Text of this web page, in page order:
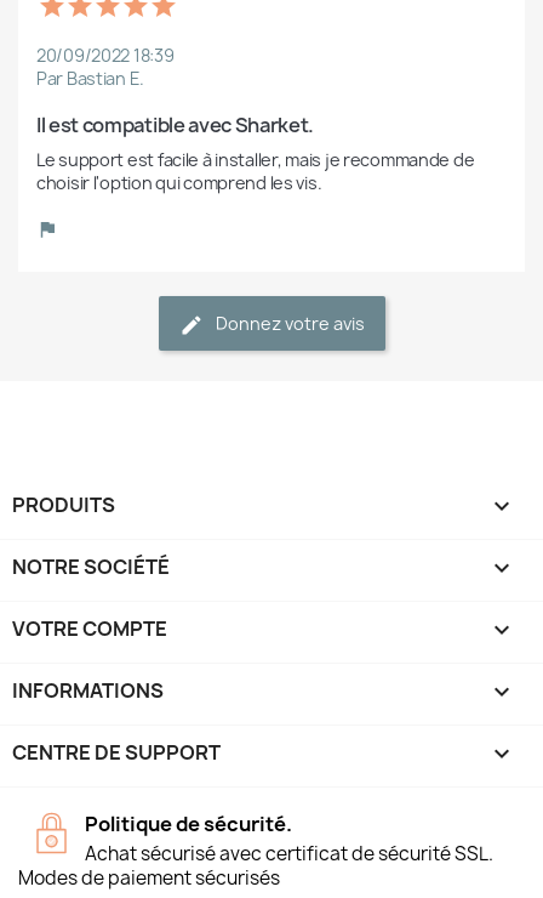
20/09/2022 18:39
Par Bastian E.
Il est compatible avec Sharket.
Le support est facile à installer, mais je recommande de
choisir l'option qui comprend les vis.
Donnez votre avis
PRODUITS 
NOTRE SOCIÉTÉ 
VOTRE COMPTE 
INFORMATIONS keyboard_arrow_down
CENTRE DE SUPPORT 
Politique de sécurité.
Achat sécurisé avec certificat de sécurité SSL.
Modes de paiement sécurisés